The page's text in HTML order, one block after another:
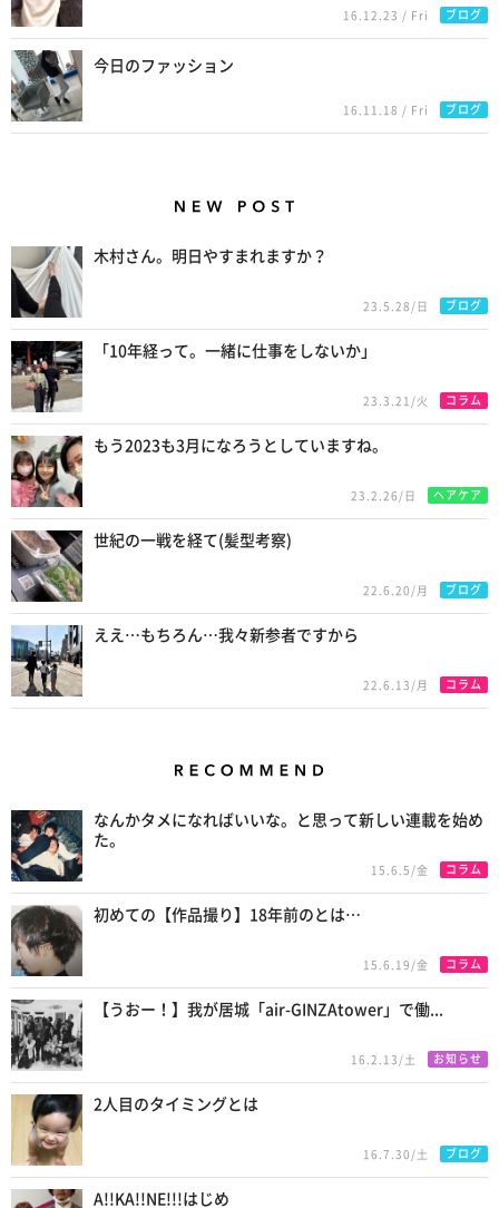
16.12.23 / Fri ブログ
今日のファッション
16.11.18 / Fri ブログ
木村さん。明日やすまれますか？
23.5.28/日 ブログ
「10年経って。一緒に仕事をしないか」
23.3.21/火 コラム
もう2023も3月になろうとしていますね。
23.2.26/日 ヘアケア
世紀の一戦を経て(髪型考察)
22.6.20/月 ブログ
ええ…もちろん…我々新参者ですから
22.6.13/月 コラム
なんかタメになればいいな。と思って新しい連載を始め
た。
15.6.5/金 コラム
初めての【作品撮り】18年前のとは…
15.6.19/金 コラム
【うおー！】我が居城「air-GINZAtower」で働...
16.2.13/土 お知らせ
2人目のタイミングとは
16.7.30/土 ブログ
A!!KA!!NE!!!はじめ